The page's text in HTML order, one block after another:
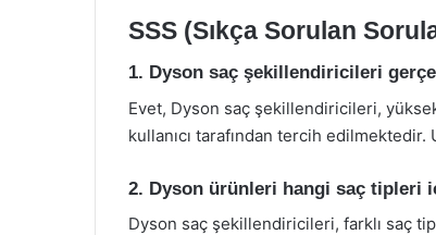
SSS (Sıkça Sorulan
1. Dyson saç şekillendiricileri
Evet, Dyson saç şekillendiricileri,
kullanıcı tarafından tercih
2. Dyson ürünleri hangi saç tipleri
Dyson saç şekillendiricileri, farklı saç